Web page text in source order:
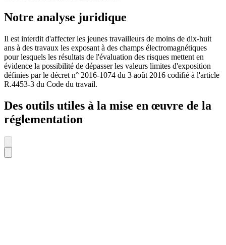
Notre analyse juridique
Il est interdit d'affecter les jeunes travailleurs de moins de dix-huit
ans à des travaux les exposant à des champs électromagnétiques
pour lesquels les résultats de l'évaluation des risques mettent en
évidence la possibilité de dépasser les valeurs limites d'exposition
définies par le décret n° 2016-1074 du 3 août 2016 codifié à l'article
R.4453-3 du Code du travail.
Des outils utiles à la mise en œuvre de la
réglementation